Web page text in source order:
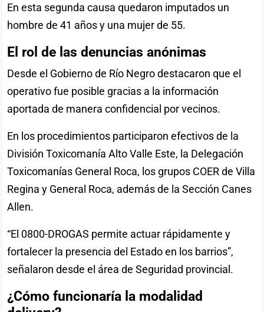
En esta segunda causa quedaron imputados un
hombre de 41 años y una mujer de 55.
El rol de las denuncias anónimas
Desde el Gobierno de Río Negro destacaron que el
operativo fue posible gracias a la información
aportada de manera confidencial por vecinos.
En los procedimientos participaron efectivos de la
División Toxicomanía Alto Valle Este, la Delegación
Toxicomanías General Roca, los grupos COER de Villa
Regina y General Roca, además de la Sección Canes
Allen.
“El 0800-DROGAS permite actuar rápidamente y
fortalecer la presencia del Estado en los barrios”,
señalaron desde el área de Seguridad provincial.
¿Cómo funcionaría la modalidad